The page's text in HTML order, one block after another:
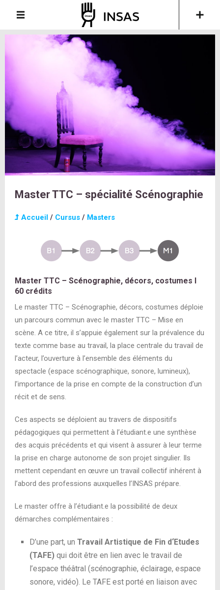
Master TTC – spécialité Scénographie
Accueil / Cursus / Masters
Master TTC – Scénographie, décors, costumes I
60 crédits
Le master TTC – Scénographie, décors, costumes déploie
un parcours commun avec le master TTC – Mise en
scène. A ce titre, il s’appuie également sur la prévalence du
texte comme base au travail, la place centrale du travail de
l’acteur, l’ouverture à l’ensemble des éléments du
spectacle (espace scénographique, sonore, lumineux),
l’importance de la prise en compte de la construction d’un
récit et de sens.
Ces aspects se déploient au travers de dispositifs
pédagogiques qui permettent à l’étudiant.e une synthèse
des acquis précédents et qui visent à assurer à leur terme
la prise en charge autonome de son projet singulier. Ils
mettent cependant en œuvre un travail collectif inhérent à
l’abord des professions auxquelles l’INSAS prépare.
Le master offre à l’étudiant.e la possibilité de deux
démarches complémentaires :
D’une part, un Travail Artistique de Fin d‘Etudes
(TAFE) qui doit être en lien avec le travail de
l’espace théâtral (scénographie, éclairage, espace
sonore, vidéo). Le TAFE est porté en liaison avec